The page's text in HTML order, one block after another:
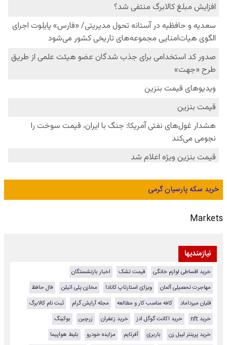
خرید سکه پارسیان گرمی
Markets
نیازمندیها
خرید اقساطی لوازم خانگی قیمت تشک
اخبار بازنشستگان
مهاجرت تحصیلی آلمان
ویزای استارتاپ کانادا مخازن پلی اتیلن
فال حافظ
قلیان میرداماد
کافه مناسب کار و مطالعه مجله آرایش گرام
ثبت نام کالابرگ
خرید nft
خرید اکانت گوگل ادز خرید زعفران زرچین
بوکینگ
خرید پرینتر لیبل زن
باربری آفرتایم مزایده خودرو
بلیط هواپیما